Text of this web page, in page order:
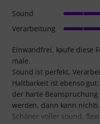
Einwandfrei, kaufe diese
male.
Sound ist perfekt,
Haltbarkeit ist ebenso
der harte
werden, dann kann
Schöner voller sound,
Sound
Verarbeitung